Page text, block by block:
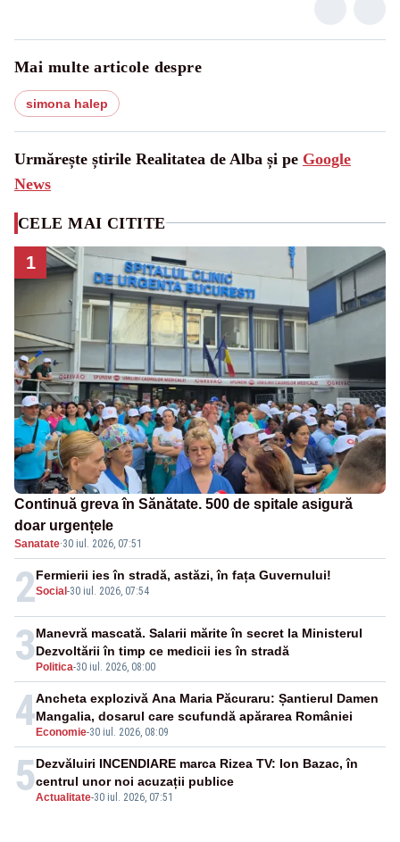
Mai multe articole despre
simona halep
Urmărește știrile Realitatea de Alba și pe Google
News
CELE MAI CITITE
1
Continuă greva în Sănătate. 500 de spitale asigură
doar urgențele
Sanatate·30 iul. 2026, 07:51
2Social -30 iul. 2026, 07:54
Fermierii ies în stradă, astăzi, în fața Guvernului!
3 Politica-30 iul. 2026, 08:00
Manevră mascată. Salarii mărite în secret la Ministerul
Dezvoltării în timp ce medicii ies în stradă
4 Economie-30 iul. 2026, 08:09
Ancheta explozivă Ana Maria Păcuraru: Șantierul Damen
Mangalia, dosarul care scufundă apărarea României
5Actualitate-30 iul. 2026, 07:51
Dezvăluiri INCENDIARE marca Rizea TV: Ion Bazac, în
centrul unor noi acuzații publice